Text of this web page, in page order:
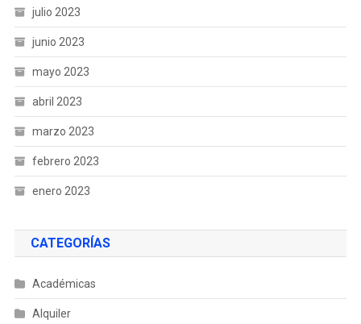
julio 2023
junio 2023
mayo 2023
abril 2023
marzo 2023
febrero 2023
enero 2023
CATEGORÍAS
Académicas
Alquiler